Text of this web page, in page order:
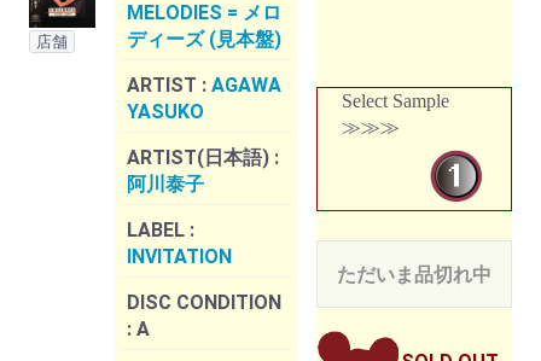
店舗
MELODIES = メロ
ディーズ (見本盤)
ARTIST : AGAWA
YASUKO
ARTIST(日本語) :
阿川泰子
LABEL :
INVITATION
DISC CONDITION
: A
Select Sample
≫≫≫
ただいま品切れ中